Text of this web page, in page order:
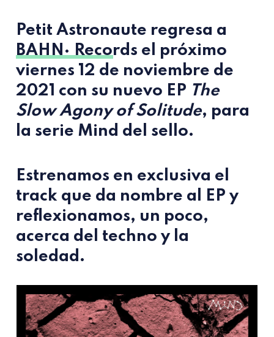
Petit Astronaute regresa a
BAHN· Records el próximo
viernes 12 de noviembre de
2021 con su nuevo EP The
Slow Agony of Solitude, para
la serie Mind del sello.
Estrenamos en exclusiva el
track que da nombre al EP y
reflexionamos, un poco,
acerca del techno y la
soledad.